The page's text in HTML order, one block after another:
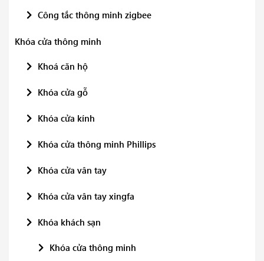
Công tắc thông minh zigbee
Khóa cửa thông minh
Khoá căn hộ
Khóa cửa gỗ
Khóa cửa kính
Khóa cửa thông minh Phillips
Khóa cửa vân tay
Khóa cửa vân tay xingfa
Khóa khách sạn
Khóa cửa thông minh